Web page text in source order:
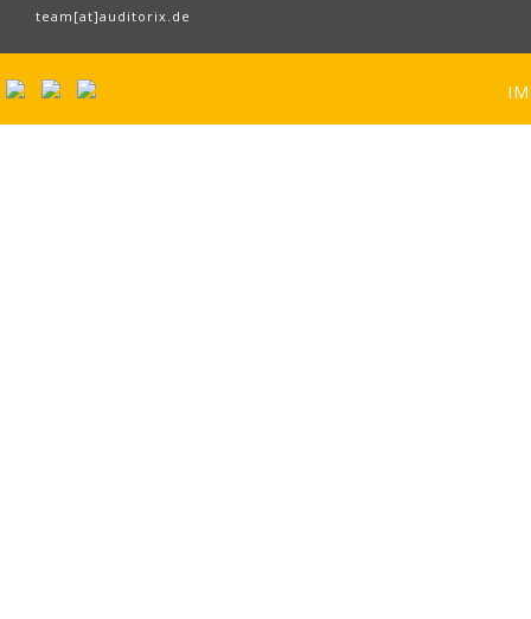
team[at]auditorix.de